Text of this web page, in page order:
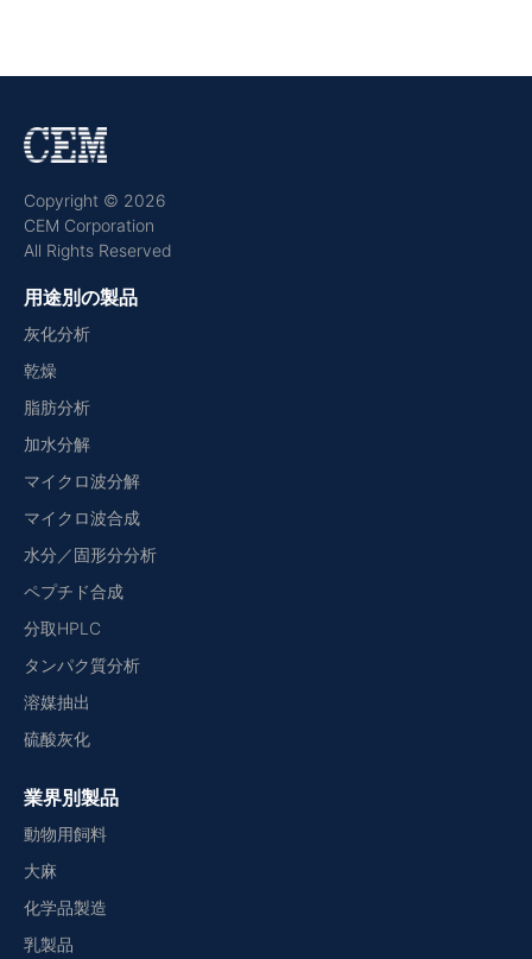
Copyright © 2026
CEM Corporation
All Rights Reserved
用途別の製品
灰化分析
乾燥
脂肪分析
加水分解
マイクロ波分解
マイクロ波合成
水分／固形分分析
ペプチド合成
分取HPLC
タンパク質分析
溶媒抽出
硫酸灰化
業界別製品
動物用飼料
大麻
化学品製造
乳製品